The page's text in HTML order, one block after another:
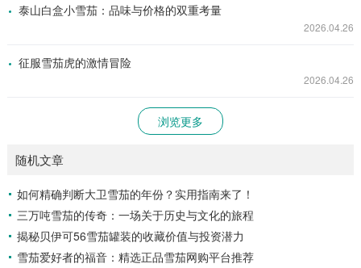
泰山白盒小雪茄：品味与价格的双重考量
2026.04.26
征服雪茄虎的激情冒险
2026.04.26
浏览更多
随机文章
如何精确判断大卫雪茄的年份？实用指南来了！
三万吨雪茄的传奇：一场关于历史与文化的旅程
揭秘贝伊可56雪茄罐装的收藏价值与投资潜力
雪茄爱好者的福音：精选正品雪茄网购平台推荐